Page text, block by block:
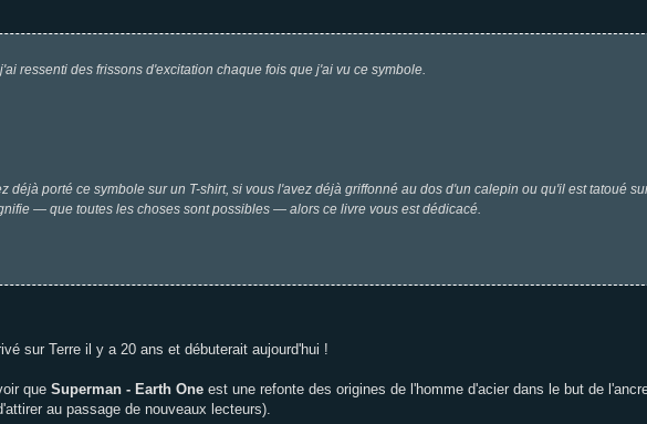
ressenti des frissons d'excitation chaque fois que j'ai vu ce symbole.
déjà porté ce symbole sur un T-shirt, si vous l'avez déjà griffonné au dos d'un calepin ou qu'il est tatoué
— que toutes les choses sont possibles — alors ce livre vous est dédicacé.
sur Terre il y a 20 ans et débuterait aujourd'hui !
que Superman - Earth One est une refonte des origines de l'homme d'acier dans le but de
au passage de nouveaux lecteurs).